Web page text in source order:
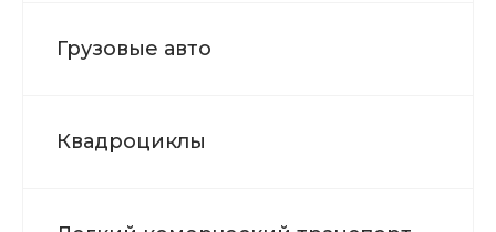
Грузовые авто
Квадроциклы